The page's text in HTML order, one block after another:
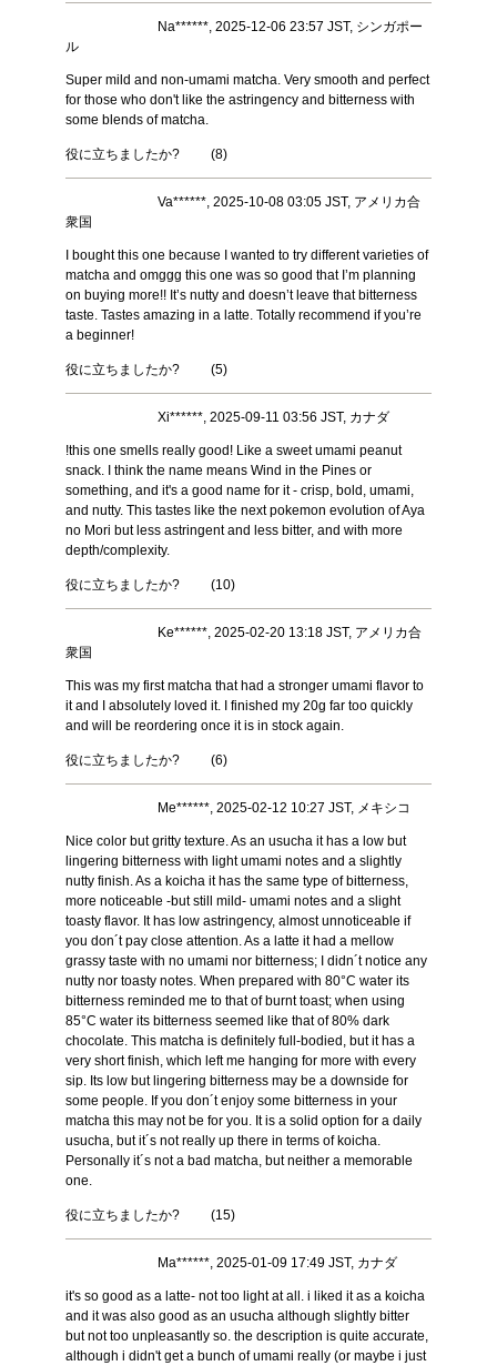
Na******, 2025-12-06 23:57 JST, シンガポー
ル
Super mild and non-umami matcha. Very smooth and perfect
for those who don't like the astringency and bitterness with
some blends of matcha.
役に立ちましたか? (8)
Va******, 2025-10-08 03:05 JST, アメリカ合
衆国
I bought this one because I wanted to try different varieties of
matcha and omggg this one was so good that I’m planning
on buying more!! It’s nutty and doesn’t leave that bitterness
taste. Tastes amazing in a latte. Totally recommend if you’re
a beginner!
役に立ちましたか? (5)
Xi******, 2025-09-11 03:56 JST, カナダ
!this one smells really good! Like a sweet umami peanut
snack. I think the name means Wind in the Pines or
something, and it's a good name for it - crisp, bold, umami,
and nutty. This tastes like the next pokemon evolution of Aya
no Mori but less astringent and less bitter, and with more
depth/complexity.
役に立ちましたか? (10)
Ke******, 2025-02-20 13:18 JST, アメリカ合
衆国
This was my first matcha that had a stronger umami flavor to
it and I absolutely loved it. I finished my 20g far too quickly
and will be reordering once it is in stock again.
役に立ちましたか? (6)
Me******, 2025-02-12 10:27 JST, メキシコ
Nice color but gritty texture. As an usucha it has a low but
lingering bitterness with light umami notes and a slightly
nutty finish. As a koicha it has the same type of bitterness,
more noticeable -but still mild- umami notes and a slight
toasty flavor. It has low astringency, almost unnoticeable if
you don´t pay close attention. As a latte it had a mellow
grassy taste with no umami nor bitterness; I didn´t notice any
nutty nor toasty notes. When prepared with 80°C water its
bitterness reminded me to that of burnt toast; when using
85°C water its bitterness seemed like that of 80% dark
chocolate. This matcha is definitely full-bodied, but it has a
very short finish, which left me hanging for more with every
sip. Its low but lingering bitterness may be a downside for
some people. If you don´t enjoy some bitterness in your
matcha this may not be for you. It is a solid option for a daily
usucha, but it´s not really up there in terms of koicha.
Personally it´s not a bad matcha, but neither a memorable
one.
役に立ちましたか? (15)
Ma******, 2025-01-09 17:49 JST, カナダ
it's so good as a latte- not too light at all. i liked it as a koicha
and it was also good as an usucha although slightly bitter
but not too unpleasantly so. the description is quite accurate,
although i didn't get a bunch of umami really (or maybe i just